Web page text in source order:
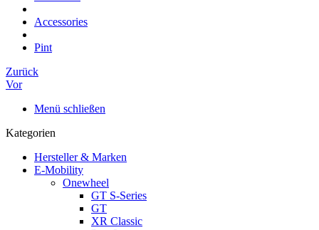
Accessories
Pint
Zurück
Vor
Menü schließen
Kategorien
Hersteller & Marken
E-Mobility
Onewheel
GT S-Series
GT
XR Classic